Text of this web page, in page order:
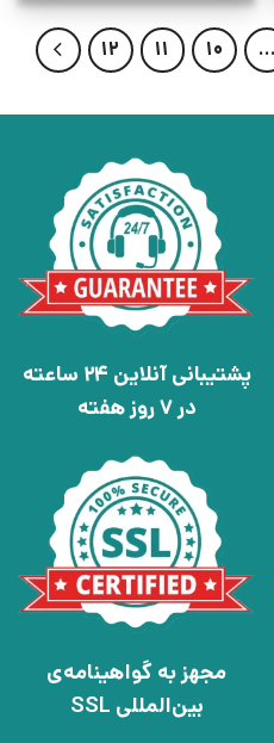
…
10
11
12
پشتیبانی آنلاین 24 ساعته
در 7 روز هفته
مجهز به گواهینامه‌ی
بین‌المللی SSL